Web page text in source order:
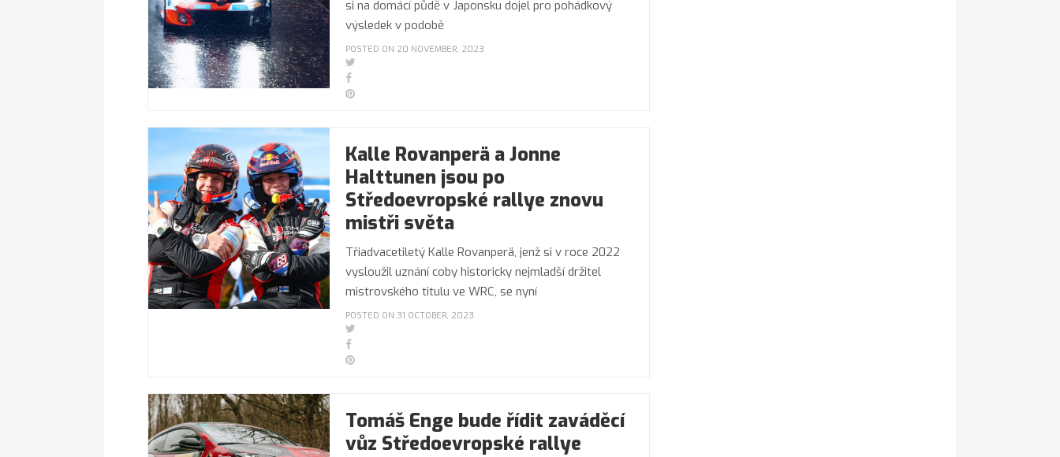
si na domácí půdě v Japonsku dojel pro pohádkový
výsledek v podobě
POSTED ON 20 NOVEMBER, 2023
Kalle Rovanperä a Jonne
Halttunen jsou po
Středoevropské rallye znovu
mistři světa
Třiadvacetiletý Kalle Rovanperä, jenž si v roce 2022
vysloužil uznání coby historicky nejmladší držitel
mistrovského titulu ve WRC, se nyní
POSTED ON 31 OCTOBER, 2023
Tomáš Enge bude řídit zaváděcí
vůz Středoevropské rallye